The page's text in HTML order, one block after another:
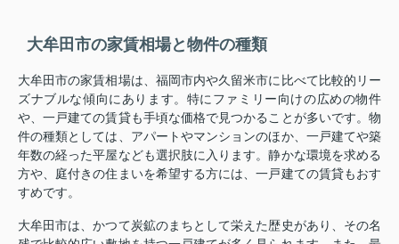
大牟田市の家賃相場と物件の種類
大牟田市の家賃相場は、福岡市内や久留米市に比べて比較的リー
ズナブルな傾向にあります。特にファミリー向けの広めの物件
や、一戸建ての賃貸も手頃な価格で見つかることが多いです。物
件の種類としては、アパートやマンションのほか、一戸建てや築
年数の経った平屋なども選択肢に入ります。静かな環境を求める
方や、庭付きの住まいを希望する方には、一戸建ての賃貸もおす
すめです。
大牟田市は、かつて炭鉱のまちとして栄えた歴史があり、その名